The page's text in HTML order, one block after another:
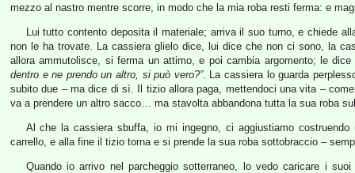
mezzo al nastro mentre scorre, in modo che la mia roba resti ferma: e
Lui tutto contento deposita il materiale; arriva il suo turno, e chiede
non le ha trovate. La cassiera glielo dice, lui dice che non ci sono, la
allora ammutolisce, si ferma un attimo, e poi cambia argomento; le dice
dentro e ne prendo un altro, si può vero?”. La cassiera lo guarda
subito due – ma dice di sì. Il tizio allora paga, mettendoci una vita –
va a prendere un altro sacco… ma stavolta abbandona tutta la sua roba
Al che la cassiera sbuffa, io mi ingegno, ci aggiustiamo
carrello, e alla fine il tizio torna e si prende la sua roba sottobraccio –
Quando io arrivo nel parcheggio sotterraneo, lo vedo caricare i